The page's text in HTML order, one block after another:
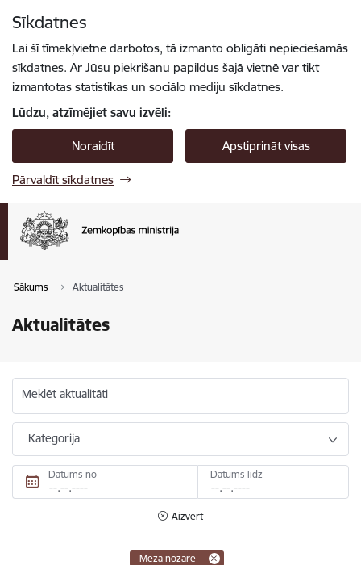
Sīkdatnes
Lai šī tīmekļvietne darbotos, tā izmanto obligāti nepieciešamās
sīkdatnes. Ar Jūsu piekrišanu papildus šajā vietnē var tikt
izmantotas statistikas un sociālo mediju sīkdatnes.
Lūdzu, atzīmējiet savu izvēli:
Noraidīt Apstiprināt visas
Pārvaldīt sīkdatnes
Sākums Aktualitātes
Aktualitātes
Meklēt aktualitāti
Kategorija
Datums no Datums līdz
Aizvērt
Meža nozare